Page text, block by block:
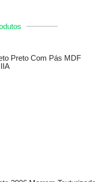
Preto Com Pás MDF